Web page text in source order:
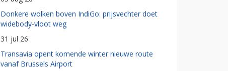
Donkere wolken boven IndiGo: prijsvechter doet
widebody-vloot weg
31 jul 26
Transavia opent komende winter nieuwe route
vanaf Brussels Airport